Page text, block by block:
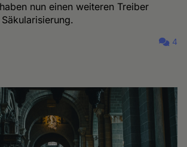
nun einen weiteren Treiber
4